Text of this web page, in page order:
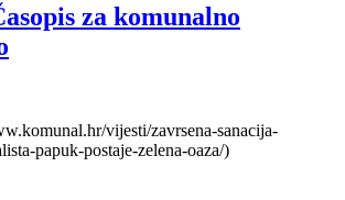
za komunalno
vijesti/zavrsena-sanacija-
papuk-postaje-zelena-oaza/)